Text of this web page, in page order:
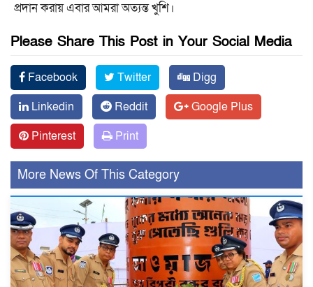
প্রদান করায় এবার আমরা অত্যন্ত খুশি।
Please Share This Post in Your Social Media
Facebook Twitter
Digg
Linkedin
Reddit
Google Plus
Pinterest
Print
More News Of This Category